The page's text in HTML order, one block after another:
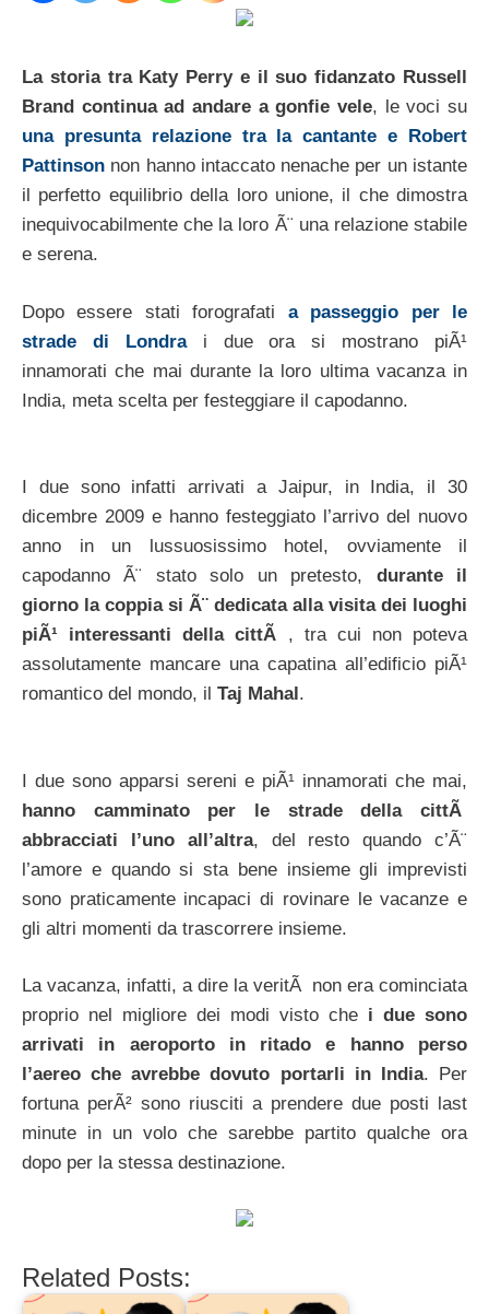
La storia tra Katy Perry e il suo fidanzato Russell
Brand continua ad andare a gonfie vele, le voci su
una presunta relazione tra la cantante e Robert
Pattinson non hanno intaccato nenache per un istante
il perfetto equilibrio della loro unione, il che dimostra
inequivocabilmente che la loro Ã¨ una relazione stabile
e serena.
Dopo essere stati forografati a passeggio per le
strade di Londrai due ora si mostrano piÃ¹
innamorati che mai durante la loro ultima vacanza in
India, meta scelta per festeggiare il capodanno.
I due sono infatti arrivati a Jaipur, in India, il 30
dicembre 2009 e hanno festeggiato l’arrivo del nuovo
anno in un lussuosissimo hotel, ovviamente il
capodanno Ã¨ stato solo un pretesto, durante il
giorno la coppia si Ã¨ dedicata alla visita dei luoghi
piÃ¹ interessanti della cittÃ , tra cui non poteva
assolutamente mancare una capatina all’edificio piÃ¹
romantico del mondo, il Taj Mahal .
I due sono apparsi sereni e piÃ¹ innamorati che mai,
hanno camminato per le strade della cittÃ
abbracciati l’uno all’altra, del resto quando c’Ã¨
l’amore e quando si sta bene insieme gli imprevisti
sono praticamente incapaci di rovinare le vacanze e
gli altri momenti da trascorrere insieme.
La vacanza, infatti, a dire la veritÃ non era cominciata
proprio nel migliore dei modi visto che i due sono
arrivati in aeroporto in ritado e hanno perso
l’aereo che avrebbe dovuto portarli in India. Per
fortuna perÃ² sono riusciti a prendere due posti last
minute in un volo che sarebbe partito qualche ora
dopo per la stessa destinazione.
Related Posts: